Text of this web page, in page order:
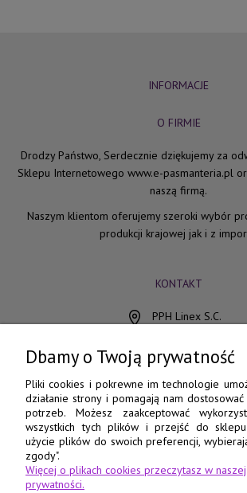
INFORMACJE
O FIRMIE
Drodzy Państwo, Serdecznie dziękujemy za
Sklepu Internetowego www.e-pasmanteria.pl
naszą firmą.
Naszym klientom oferujemy szeroki wybór
produkcji krajowej jak i z
KONTAKT
PPH Linex S.C.
85-078 Bydgoszcz
798 560 760
52 345 73 17
e-pasmanteria@e-
8:00 - 16:00
Dbamy o Twoją prywatność
Pliki cookies i pokrewne im technologie
działanie strony i pomagają nam
potrzeb. Możesz zaakceptować
wszystkich tych plików i przejść do
użycie plików do swoich preferencji,
zgody".
Więcej o plikach cookies przeczytasz w
prywatności.